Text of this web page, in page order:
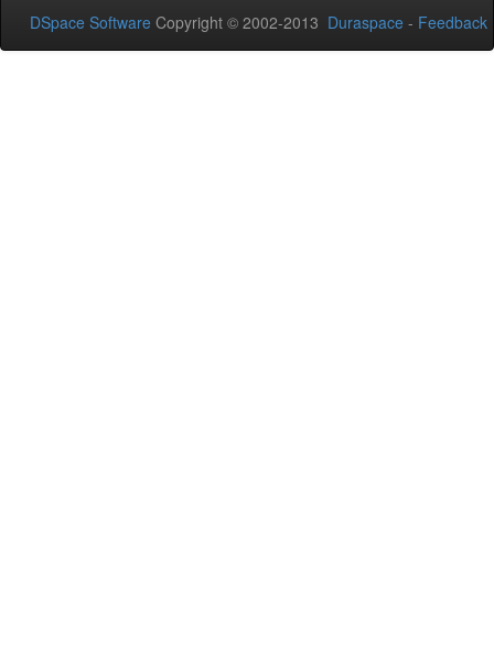
DSpace Software Copyright © 2002-2013 Duraspace - Feedback